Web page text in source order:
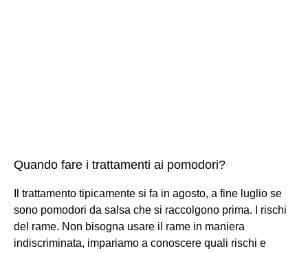
Quando fare i trattamenti ai pomodori?
Il trattamento tipicamente si fa in agosto, a fine luglio se
sono pomodori da salsa che si raccolgono prima. I rischi
del rame. Non bisogna usare il rame in maniera
indiscriminata, impariamo a conoscere quali rischi e